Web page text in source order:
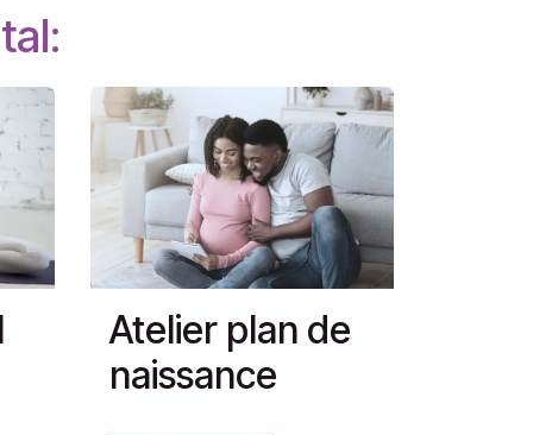
Atelier plan de
naissance